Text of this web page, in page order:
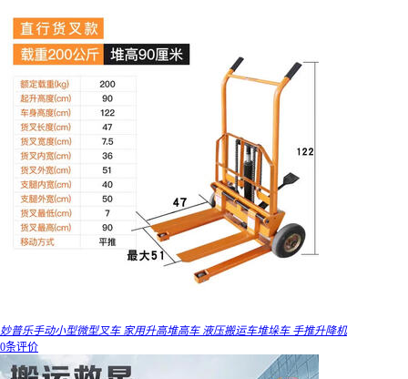
妙普乐手动小型微型叉车 家用升高堆高车 液压搬运车堆垛车 手推升降机
0条评价